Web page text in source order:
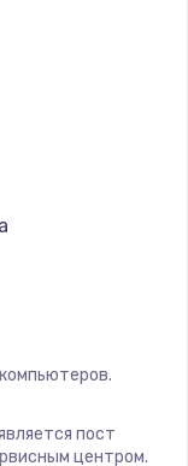
пост
центром.